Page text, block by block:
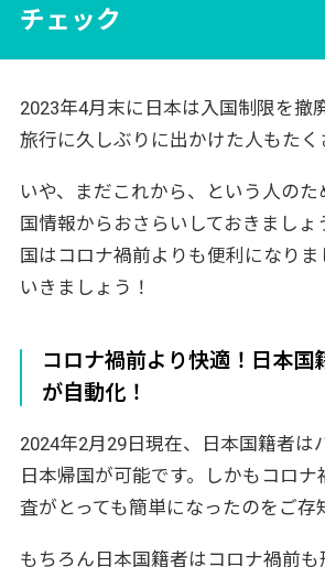
チェック
2023年4月末に日本は入国制限を撤
旅行に久しぶりに出かけた人もたく
いや、まだこれから、という人の
国情報からおさらいしておきましょ
国はコロナ禍前よりも便利になり
いきましょう！
コロナ禍前より快適！日本国
が自動化！
2024年2月29日現在、日本国籍者は
日本帰国が可能です。しかもコロ
査がとっても簡単になったのをご存
もちろん日本国籍者はコロナ禍前